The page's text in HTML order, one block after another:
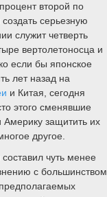
второй по
серьезную
служит четверть
вертолетоносца и
если бы японское
лет назад на
и Китая, сегодня
этого сменявшие
Америку защитить их
другое.
чуть менее
с большинством